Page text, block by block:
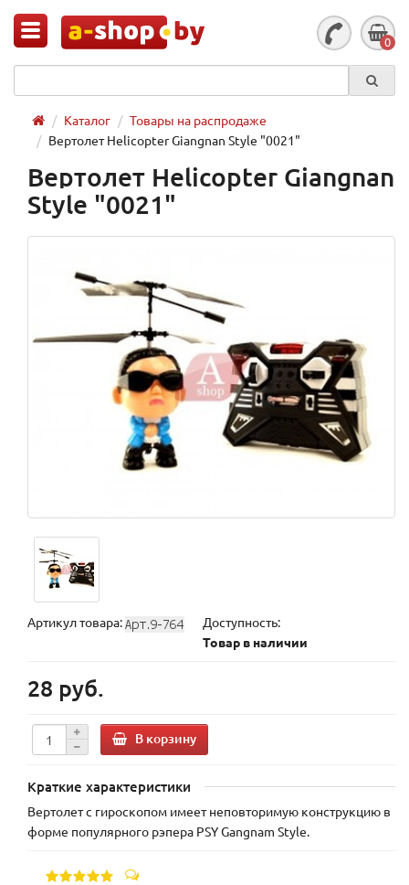
0
Каталог
Товары на распродаже
Вертолет Helicopter Giangnan Style "0021"
Вертолет Helicopter Giangnan
Style "0021"
Артикул товара:
Доступность:
Товар в наличии
28 руб.
В корзину
Краткие характеристики
Вертолет с гироскопом имеет неповторимую конструкцию в
форме популярного рэпера PSY Gangnam Style.